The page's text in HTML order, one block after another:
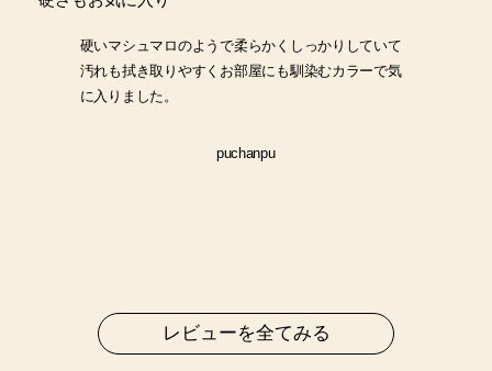
硬いマシュマロのようで柔らかくしっかりしていて
汚れも拭き取りやすくお部屋にも馴染むカラーで気
に入りました。
puchanpu
レビューを全てみる